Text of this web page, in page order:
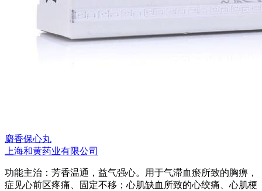
麝香保心丸
上海和黄药业有限公司
功能主治：芳香温通，益气强心。用于气滞血瘀所致的胸痹，
症见心前区疼痛、固定不移；心肌缺血所致的心绞痛、心肌梗